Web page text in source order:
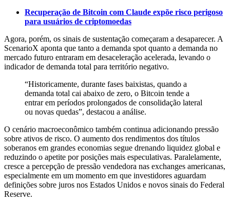
Recuperação de Bitcoin com Claude expõe risco perigoso
para usuários de criptomoedas
Agora, porém, os sinais de sustentação começaram a desaparecer. A
ScenarioX aponta que tanto a demanda spot quanto a demanda no
mercado futuro entraram em desaceleração acelerada, levando o
indicador de demanda total para território negativo.
“Historicamente, durante fases baixistas, quando a
demanda total cai abaixo de zero, o Bitcoin tende a
entrar em períodos prolongados de consolidação lateral
ou novas quedas”, destacou a análise.
O cenário macroeconômico também continua adicionando pressão
sobre ativos de risco. O aumento dos rendimentos dos títulos
soberanos em grandes economias segue drenando liquidez global e
reduzindo o apetite por posições mais especulativas. Paralelamente,
cresce a percepção de pressão vendedora nas exchanges americanas,
especialmente em um momento em que investidores aguardam
definições sobre juros nos Estados Unidos e novos sinais do Federal
Reserve.